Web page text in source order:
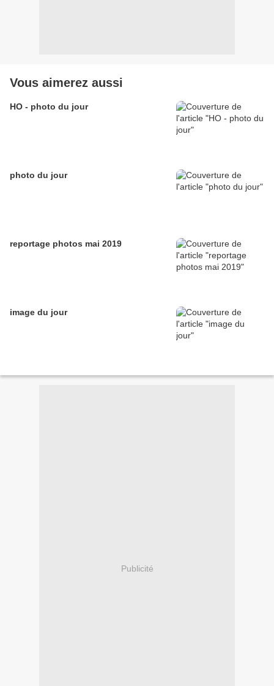
Vous aimerez aussi
HO - photo du jour
photo du jour
reportage photos mai 2019
image du jour
Publicité